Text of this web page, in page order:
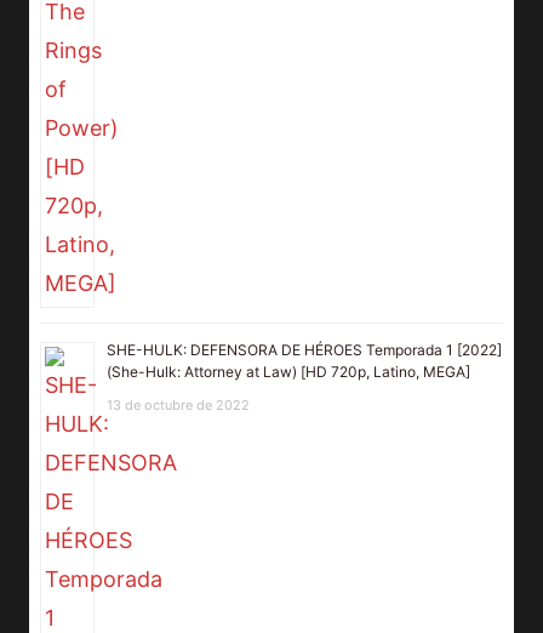
SHE-HULK: DEFENSORA DE HÉROES Temporada 1 [2022]
(She-Hulk: Attorney at Law) [HD 720p, Latino, MEGA]
13 de octubre de 2022